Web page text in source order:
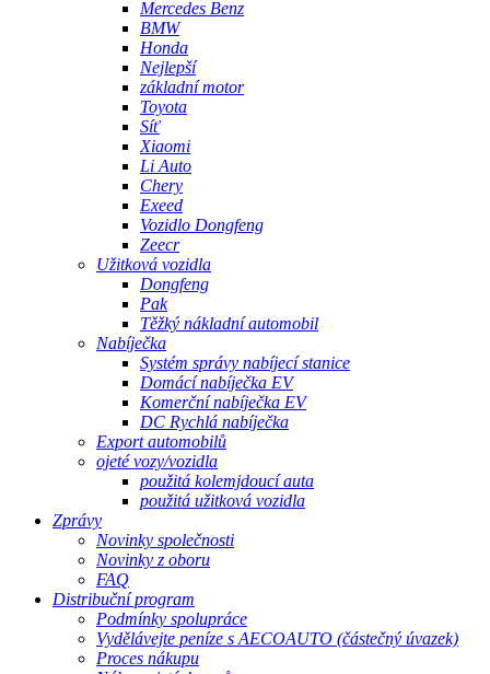
Mercedes Benz
BMW
Honda
Nejlepší
základní motor
Toyota
Síť
Xiaomi
Li Auto
Chery
Exeed
Vozidlo Dongfeng
Zeecr
Užitková vozidla
Dongfeng
Pak
Těžký nákladní automobil
Nabíječka
Systém správy nabíjecí stanice
Domácí nabíječka EV
Komerční nabíječka EV
DC Rychlá nabíječka
Export automobilů
ojeté vozy/vozidla
použitá kolemjdoucí auta
použitá užitková vozidla
Zprávy
Novinky společnosti
Novinky z oboru
FAQ
Distribuční program
Podmínky spolupráce
Vydělávejte peníze s AECOAUTO (částečný úvazek)
Proces nákupu